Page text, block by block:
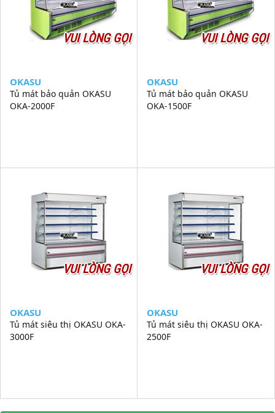
VUI LÒNG GỌI
OKASU
Tủ mát bảo quản OKASU
OKA-2000F
VUI LÒNG GỌI
OKASU
Tủ mát bảo quản OKASU
OKA-1500F
VUI LÒNG GỌI
OKASU
Tủ mát siêu thị OKASU OKA-
3000F
VUI LÒNG GỌI
OKASU
Tủ mát siêu thị OKASU OKA-
2500F